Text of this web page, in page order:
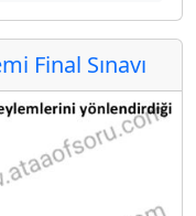
Final Sınavı